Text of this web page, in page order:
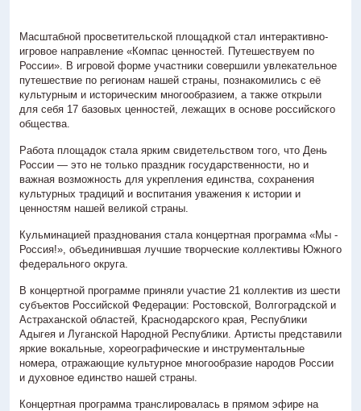
Масштабной просветительской площадкой стал интерактивно-
игровое направление «Компас ценностей. Путешествуем по
России». В игровой форме участники совершили увлекательное
путешествие по регионам нашей страны, познакомились с её
культурным и историческим многообразием, а также открыли
для себя 17 базовых ценностей, лежащих в основе российского
общества.
Работа площадок стала ярким свидетельством того, что День
России — это не только праздник государственности, но и
важная возможность для укрепления единства, сохранения
культурных традиций и воспитания уважения к истории и
ценностям нашей великой страны.
Кульминацией празднования стала концертная программа «Мы -
Россия!», объединившая лучшие творческие коллективы Южного
федерального округа.
В концертной программе приняли участие 21 коллектив из шести
субъектов Российской Федерации: Ростовской, Волгоградской и
Астраханской областей, Краснодарского края, Республики
Адыгея и Луганской Народной Республики. Артисты представили
яркие вокальные, хореографические и инструментальные
номера, отражающие культурное многообразие народов России
и духовное единство нашей страны.
Концертная программа транслировалась в прямом эфире на